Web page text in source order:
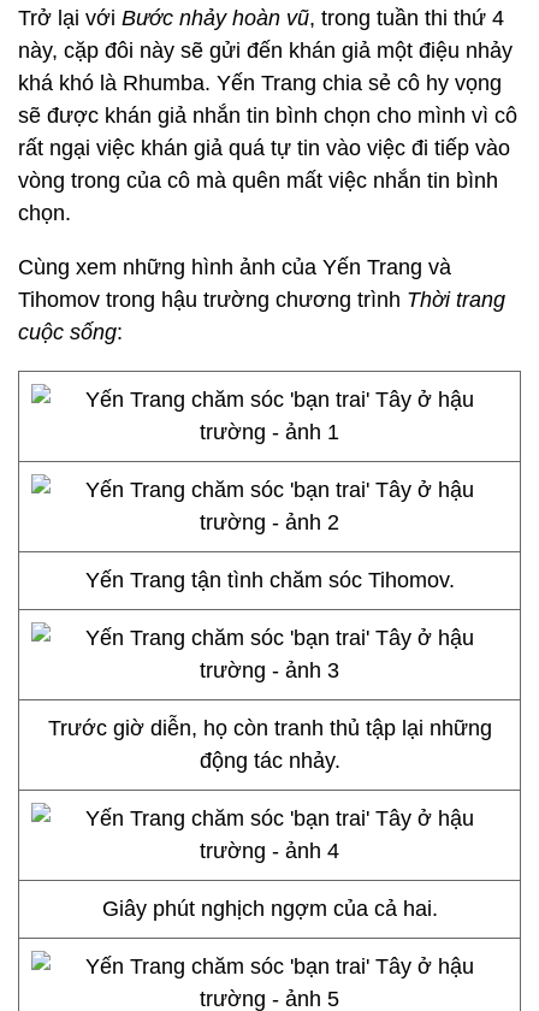
Trở lại với Bước nhảy hoàn vũ, trong tuần thi thứ 4
này, cặp đôi này sẽ gửi đến khán giả một điệu nhảy
khá khó là Rhumba. Yến Trang chia sẻ cô hy vọng
sẽ được khán giả nhắn tin bình chọn cho mình vì cô
rất ngại việc khán giả quá tự tin vào việc đi tiếp vào
vòng trong của cô mà quên mất việc nhắn tin bình
chọn.
Cùng xem những hình ảnh của Yến Trang và
Tihomov trong hậu trường chương trình Thời trang
cuộc sống:
Yến Trang tận tình chăm sóc Tihomov.
Trước giờ diễn, họ còn tranh thủ tập lại những
động tác nhảy.
Giây phút nghịch ngợm của cả hai.